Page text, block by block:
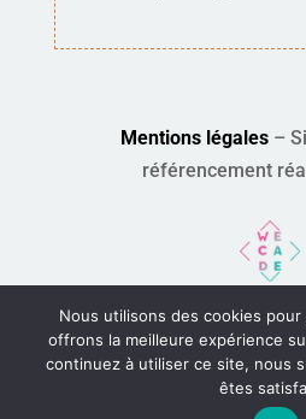
Mentions légales–
référencement
Contactez-
Nous utilisons des cookies
offrons la meilleure expérience
continuez à utiliser ce site, nous
êtes